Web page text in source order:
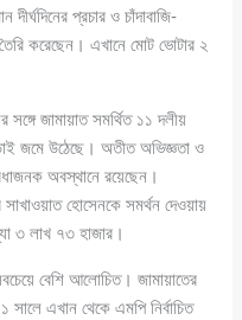
প্রচার ও চাঁদাবাজি-
করেছেন। এখানে মোট ভোটার ২
জামায়াত সমর্থিত ১১ দলীয়
জমে উঠেছে। অতীত অভিজ্ঞতা ও
অবস্থানে রয়েছেন।
সাখাওয়াত হোসেনকে সমর্থন দেওয়ায়
৩ লাখ ৭৩ হাজার।
বেশি আলোচিত। জামায়াতের
সালে এখান থেকে এমপি নির্বাচিত